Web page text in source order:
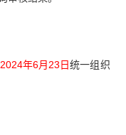
2024年6月23日统一组织